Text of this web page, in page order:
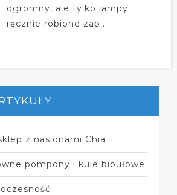
ogromny, ale tylko lampy
ręcznie robione zap...
z nasionami Chia
pompony i kule bibułowe